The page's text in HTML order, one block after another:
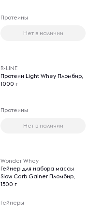
Протеины
Нет в наличии
R-LINE
Протеин Light Whey Пломбир,
1000 г
Протеины
Нет в наличии
Wonder Whey
Гейнер для набора массы
Slow Carb Gainer Пломбир,
1500 г
Гейнеры